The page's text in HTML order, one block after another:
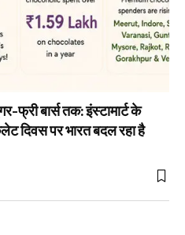
बार्स तक: इंस्टामार्ट के
दिवस पर भारत बदल रहा है